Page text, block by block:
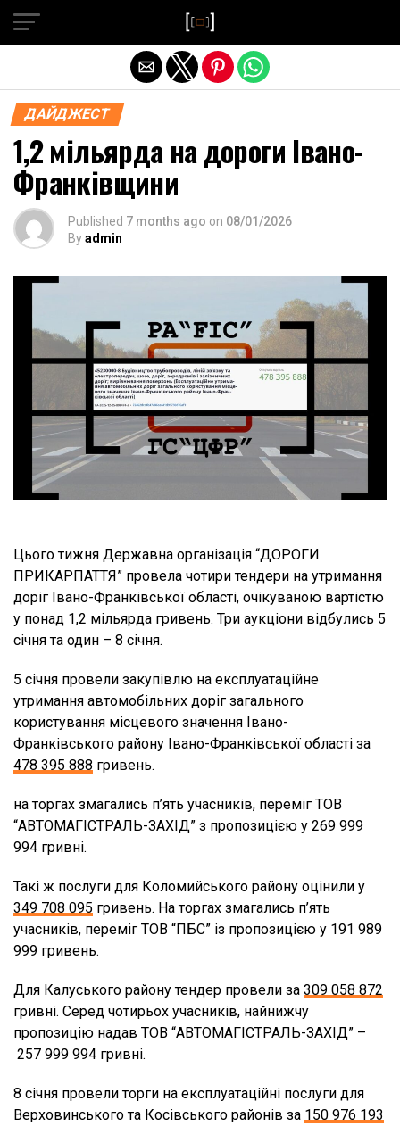
ДАЙДЖЕСТ
1,2 мільярда на дороги Івано-
Франківщини
Published 7 months ago on 08/01/2026
Byadmin
Цього тижня Державна організація “ДОРОГИ
ПРИКАРПАТТЯ” провела чотири тендери на утримання
доріг Івано-Франківської області, очікуваною вартістю
у понад 1,2 мільярда гривень. Три аукціони відбулись 5
січня та один – 8 січня.
5 січня провели закупівлю на експлуатаційне
утримання автомобільних доріг загального
користування місцевого значення Івано-
Франківського району Івано-Франківської області за
478 395 888 гривень.
на торгах змагались п’ять учасників, переміг ТОВ
“АВТОМАГІСТРАЛЬ-ЗАХІД” з пропозицією у 269 999
994 гривні.
Такі ж послуги для Коломийського району оцінили у
349 708 095 гривень. На торгах змагались п’ять
учасників, переміг ТОВ “ПБС” із пропозицією у 191 989
999 гривень.
Для Калуського району тендер провели за 309 058 872
гривні. Серед чотирьох учасників, найнижчу
пропозицію надав ТОВ “АВТОМАГІСТРАЛЬ-ЗАХІД” –
257 999 994 гривні.
8 січня провели торги на експлуатаційні послуги для
Верховинського та Косівського районів за 150 976 193
Exit mobile version